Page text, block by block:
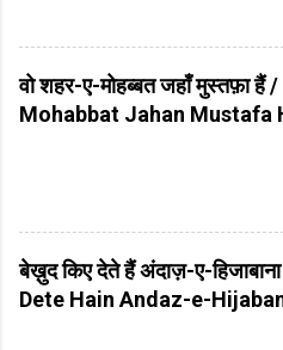
वो शहर-ए-मोहब्बत जहाँ मुस्तफ़ा
Mohabbat Jahan Mustafa
बेख़ुद किए देते हैं अंदाज़-ए-
Dete Hain Andaz-e-